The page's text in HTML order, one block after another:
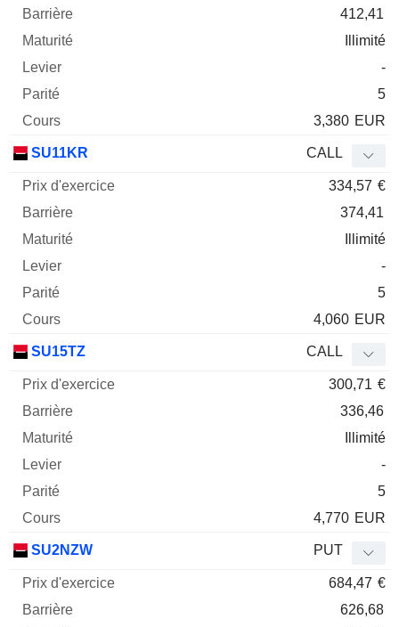
412,41
Illimité
-
5
3,380 EUR
SU11KR CALL
334,57 €
374,41
Illimité
-
5
4,060 EUR
SU15TZ CALL
300,71 €
336,46
Illimité
-
5
4,770 EUR
SU2NZW PUT
684,47 €
626,68